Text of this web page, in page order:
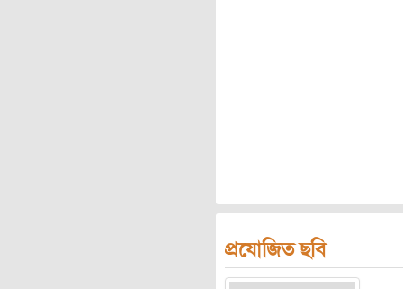
প্রযোজিত ছবি